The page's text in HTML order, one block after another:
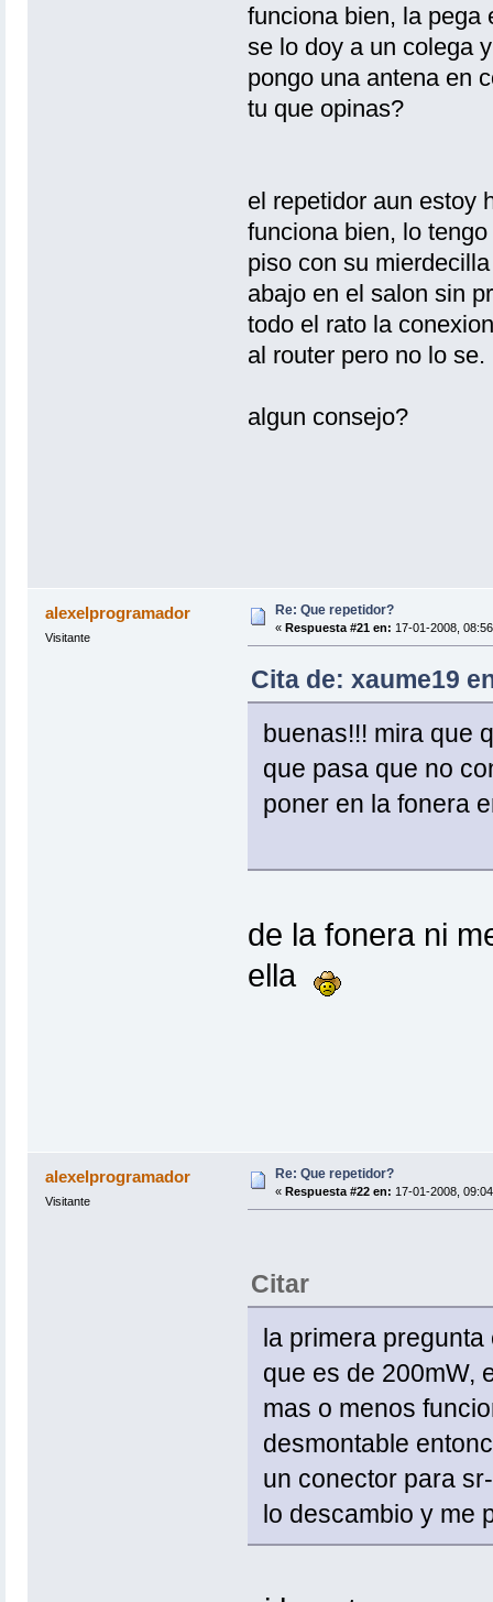
funciona bien, la pega
se lo doy a un colega
pongo una antena en
tu que opinas?
el repetidor aun estoy
funciona bien, lo
piso con su
abajo en el salon sin
todo el rato la
al router pero no lo se.
algun consejo?
alexelprogramador
Visitante
Re: Que repetidor?
« Respuesta #21 en: 17-01-2008,
Cita de: xaume19
buenas!!! mira que
que pasa que no
poner en la fonera
de la fonera ni
ella
alexelprogramador
Visitante
Re: Que repetidor?
« Respuesta #22 en: 17-01-2008,
Citar
la primera
que es de 200mW,
mas o menos
desmontable
un conector para
lo descambio y me